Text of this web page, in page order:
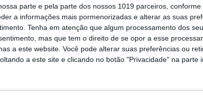
parte e pela parte dos nossos 1019 parceiros, conforme
a informações mais pormenorizadas e alterar as suas
Tenha em atenção que algum processamento dos
mas que tem o direito de se opor a esse
a este website. Você pode alterar suas preferências ou
a este site e clicando no botão "Privacidade" na parte